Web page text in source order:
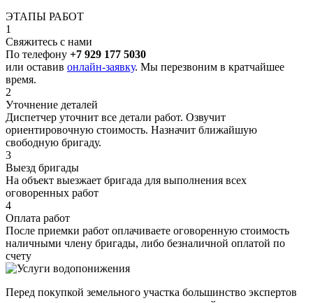
ЭТАПЫ РАБОТ
1
Свяжитесь с нами
По телефону +7 929 177 5030
или оставив онлайн-заявку. Мы перезвоним в кратчайшее
время.
2
Уточнение деталей
Диспетчер уточнит все детали работ. Озвучит
ориентировочную стоимость. Назначит ближайшую
свободную бригаду.
3
Выезд бригады
На объект выезжает бригада для выполнения всех
оговоренных работ
4
Оплата работ
После приемки работ оплачиваете оговоренную стоимость
наличными члену бригады, либо безналичной оплатой по
счету
Перед покупкой земельного участка большинство экспертов